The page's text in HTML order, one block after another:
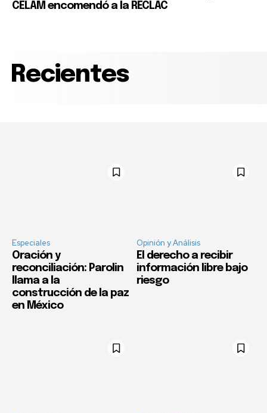
CELAM encomendó a la RECLAC
Recientes
Especiales
Oración y
reconciliación: Parolin
llama a la
construcción de la paz
en México
Opinión y Análisis
El derecho a recibir
información libre bajo
riesgo